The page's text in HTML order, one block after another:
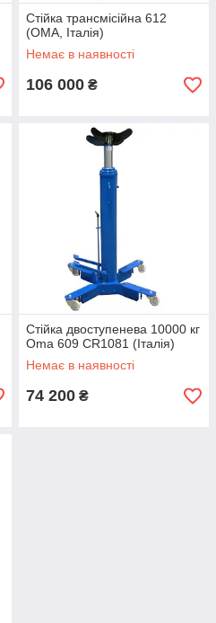
Стійка трансмісійна 612
(OMA, Італія)
Немає в наявності
106 000 ₴
Стійка двоступенева 10000 кг
Oma 609 CR1081 (Італія)
Немає в наявності
74 200 ₴